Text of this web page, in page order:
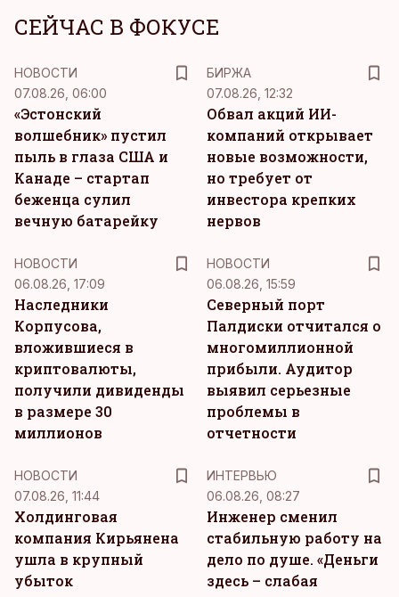
СЕЙЧАС В ФОКУСЕ
НОВОСТИ
07.08.26, 06:00
«Эстонский
волшебник» пустил
пыль в глаза США и
Канаде – стартап
беженца сулил
вечную батарейку
БИРЖА
07.08.26, 12:32
Обвал акций ИИ-
компаний открывает
новые возможности,
но требует от
инвестора крепких
нервов
НОВОСТИ
06.08.26, 17:09
Наследники
Корпусова,
вложившиеся в
криптовалюты,
получили дивиденды
в размере 30
миллионов
НОВОСТИ
06.08.26, 15:59
Северный порт
Палдиски отчитался о
многомиллионной
прибыли. Аудитор
выявил серьезные
проблемы в
отчетности
НОВОСТИ
07.08.26, 11:44
Холдинговая
компания Кирьянена
ушла в крупный
убыток
ИНТЕРВЬЮ
06.08.26, 08:27
Инженер сменил
стабильную работу на
дело по душе. «Деньги
здесь – слабая